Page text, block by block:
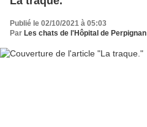
Publié le 02/10/2021 à 05:03
Par Les chats de l'Hôpital de Perpignan